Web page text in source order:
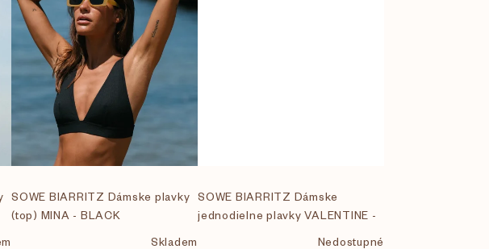
SOWE BIARRITZ Dámske plavky
(top) MINA - BLACK
Skladem
SOWE BIARRITZ Dámske
jednodielne plavky VALENTINE -
Nedostupné